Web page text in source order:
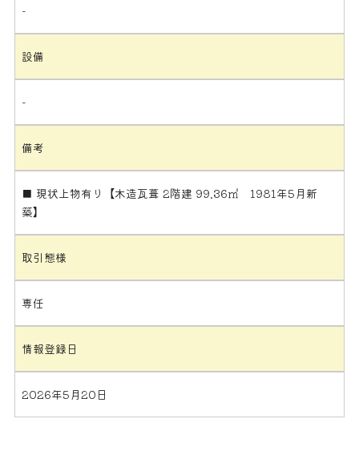
-
設備
-
備考
■ 現状上物有り【木造瓦葺 2階建 99.36㎡ 1981年5月新
築】
取引態様
専任
情報登録日
2026年5月20日